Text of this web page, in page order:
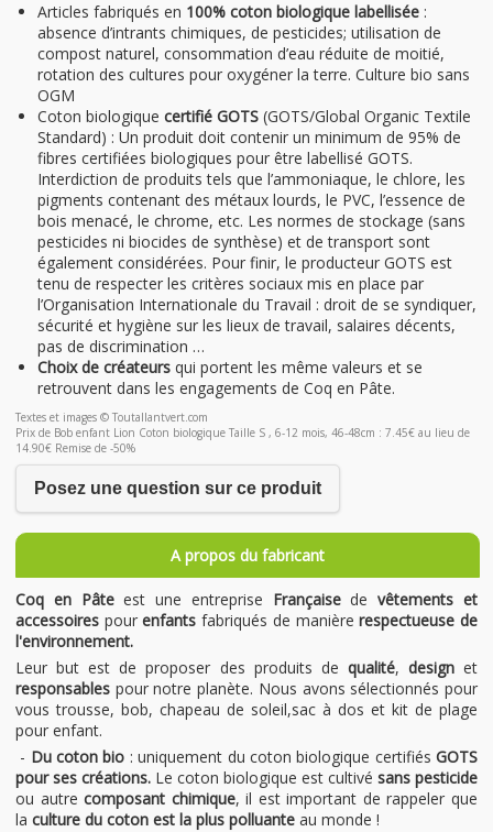
Articles fabriqués en 100% coton biologique labellisée :
absence d’intrants chimiques, de pesticides; utilisation de
compost naturel, consommation d’eau réduite de moitié,
rotation des cultures pour oxygéner la terre. Culture bio sans
OGM
Coton biologique certifié GOTS (GOTS/Global Organic Textile
Standard) : Un produit doit contenir un minimum de 95% de
fibres certifiées biologiques pour être labellisé GOTS.
Interdiction de produits tels que l’ammoniaque, le chlore, les
pigments contenant des métaux lourds, le PVC, l’essence de
bois menacé, le chrome, etc. Les normes de stockage (sans
pesticides ni biocides de synthèse) et de transport sont
également considérées. Pour finir, le producteur GOTS est
tenu de respecter les critères sociaux mis en place par
l’Organisation Internationale du Travail : droit de se syndiquer,
sécurité et hygiène sur les lieux de travail, salaires décents,
pas de discrimination …
Choix de créateurs qui portent les même valeurs et se
retrouvent dans les engagements de Coq en Pâte.
Textes et images © Toutallantvert.com
Prix de Bob enfant Lion Coton biologique Taille S , 6-12 mois, 46-48cm : 7.45€ au lieu de
14.90€ Remise de -50%
Posez une question sur ce produit
A propos du fabricant
Coq en Pâteest une entreprise Françaisedevêtements et
accessoires pourenfants fabriqués de manièrerespectueuse de
l'environnement.
Leur but est de proposer des produits de qualité, designet
responsables pour notre planète. Nous avons sélectionnés pour
vous trousse, bob, chapeau de soleil,sac à dos et kit de plage
pour enfant.
- Du coton bio : uniquement du coton biologique certifiésGOTS
pour ses créations. Le coton biologique est cultivé sans pesticide
ou autrecomposant chimique, il est important de rappeler que
la culture du coton est la plus polluante au monde !